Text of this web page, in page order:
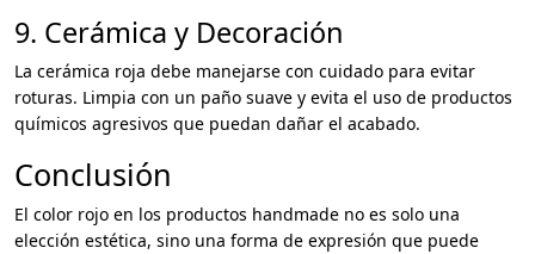
9. Cerámica y Decoración
La cerámica roja debe manejarse con cuidado para evitar
roturas. Limpia con un paño suave y evita el uso de productos
químicos agresivos que puedan dañar el acabado.
Conclusión
El color rojo en los productos handmade no es solo una
elección estética, sino una forma de expresión que puede